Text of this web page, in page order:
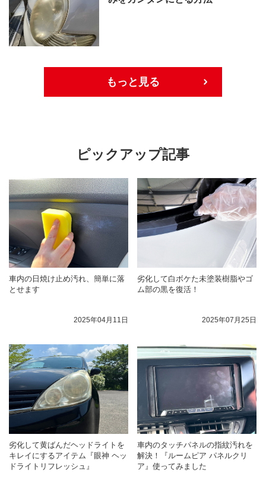
もっと見る
ピックアップ記事
車内の日焼け止め汚れ、簡単に落
とせます
2025年04月11日
劣化して白ボケた未塗装樹脂やゴ
ム部の黒を復活！
2025年07月25日
劣化して黄ばんだヘッドライトを
キレイにするアイテム『眼神 ヘッ
ドライトリフレッシュ』
車内のタッチパネルの指紋汚れを
解決！『ルームピア パネルクリ
ア』使ってみました